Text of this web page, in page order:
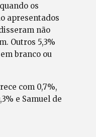
os
apresentados
não
Outros 5,3%
branco ou
com 0,7%,
e Samuel de